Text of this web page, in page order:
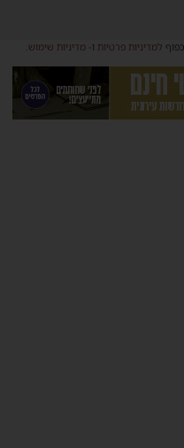
למדיניות פרטיותו-מדיניות שימוש.